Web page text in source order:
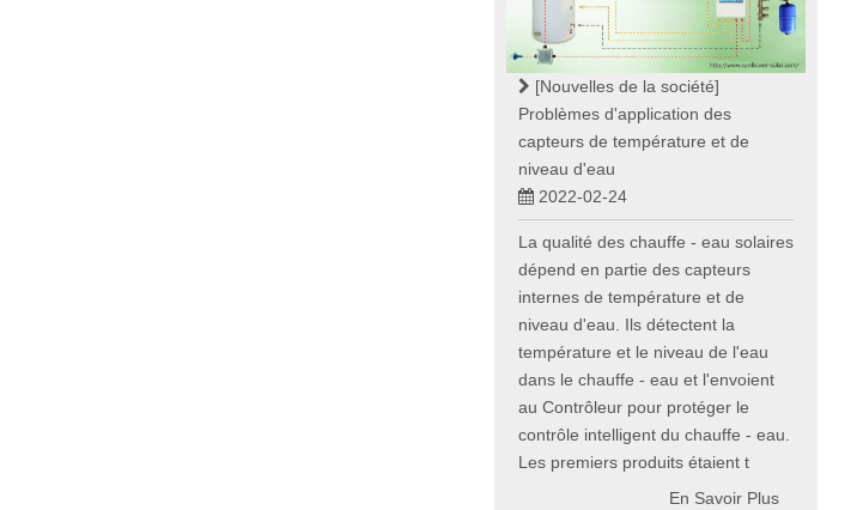
[Nouvelles de la société]
Problèmes d'application des
capteurs de température et de
niveau d'eau
2022-02-24
La qualité des chauffe - eau solaires
dépend en partie des capteurs
internes de température et de
niveau d'eau. Ils détectent la
température et le niveau de l'eau
dans le chauffe - eau et l'envoient
au Contrôleur pour protéger le
contrôle intelligent du chauffe - eau.
Les premiers produits étaient t
En Savoir Plus